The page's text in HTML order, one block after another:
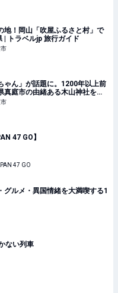
地！岡山「吹屋ふるさと村」で
| トラベルjp 旅行ガイド
ゃん」が話題に。1200年以上前
真庭市の由緒ある木山神社をご
47 GO】
47 GO
グルメ・異国情緒を大満喫する1
ない列車